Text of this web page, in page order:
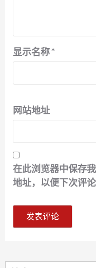
显示名称*
网站地址
在此浏览器中保存
地址，以便下次评论